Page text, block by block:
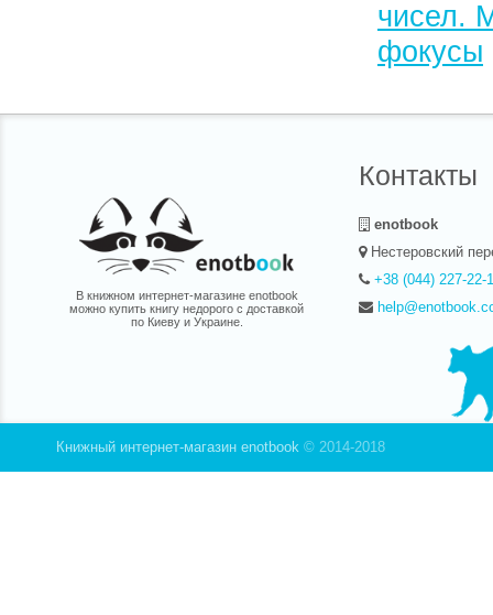
в
по
чисел.
фокусы
В книжном интернет-магазине enotbook
можно купить книгу недорого с доставкой
по Киеву и Украине.
Контакты
enotbook
Нестеровский
+38 (044) 227-22-
Книжный интернет-магазин enotbook © 2014-2018